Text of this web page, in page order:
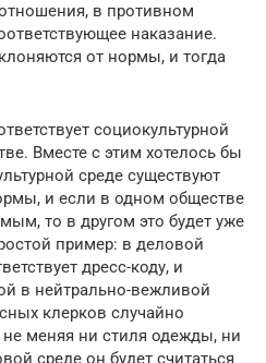
в противном
наказание.
от нормы, и тогда
социокультурной
Вместе с этим хотелось бы
среде существуют
и если в одном обществе
то в другом это будет уже
пример: в деловой
дресс-коду, и
в нейтрально-вежливой
клерков случайно
не меняя ни стиля одежды, ни
среде он будет считаться